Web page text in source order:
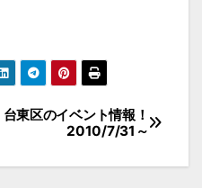
台東区のイベント情報！
2010/7/31～